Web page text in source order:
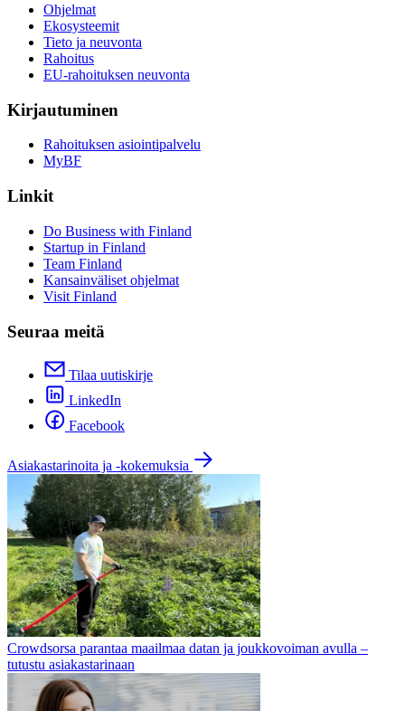
Ohjelmat
Ekosysteemit
Tieto ja neuvonta
Rahoitus
EU-rahoituksen neuvonta
Kirjautuminen
Rahoituksen asiointipalvelu
MyBF
Linkit
Do Business with Finland
Startup in Finland
Team Finland
Kansainväliset ohjelmat
Visit Finland
Seuraa meitä
Tilaa uutiskirje
LinkedIn
Facebook
Asiakastarinoita ja -kokemuksia
Crowdsorsa parantaa maailmaa datan ja joukkovoiman avulla –
tutustu asiakastarinaan